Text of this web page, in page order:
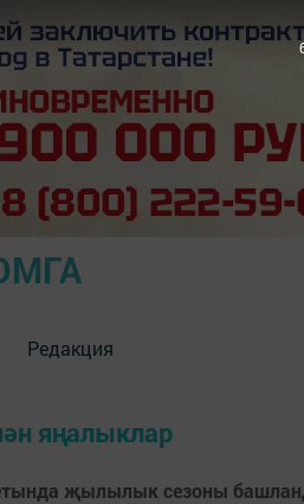
Редакция
яңалыклар
җылылык сезоны